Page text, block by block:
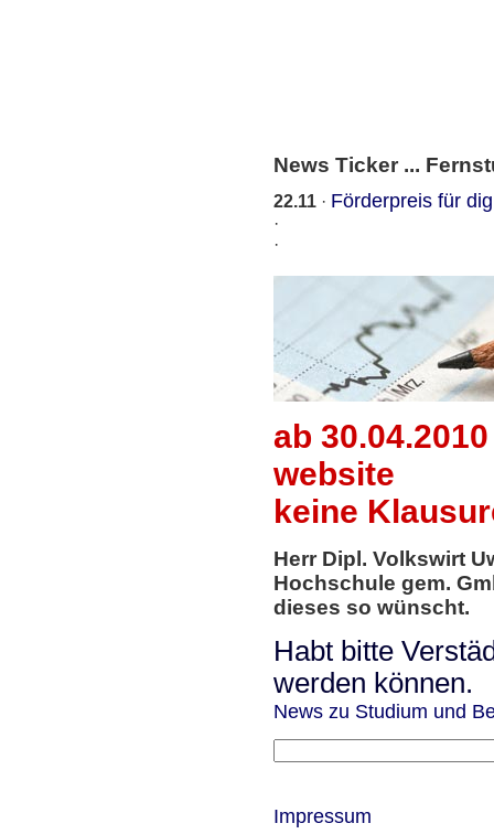
News Ticker ...
22.11 · Förderpreis für
·
·
ab
website
keine
Herr Dipl. Volkswirt
Hochschule gem.
dieses so wünscht.
Habt bitte
werden können.
News zu Studium und
Impressum